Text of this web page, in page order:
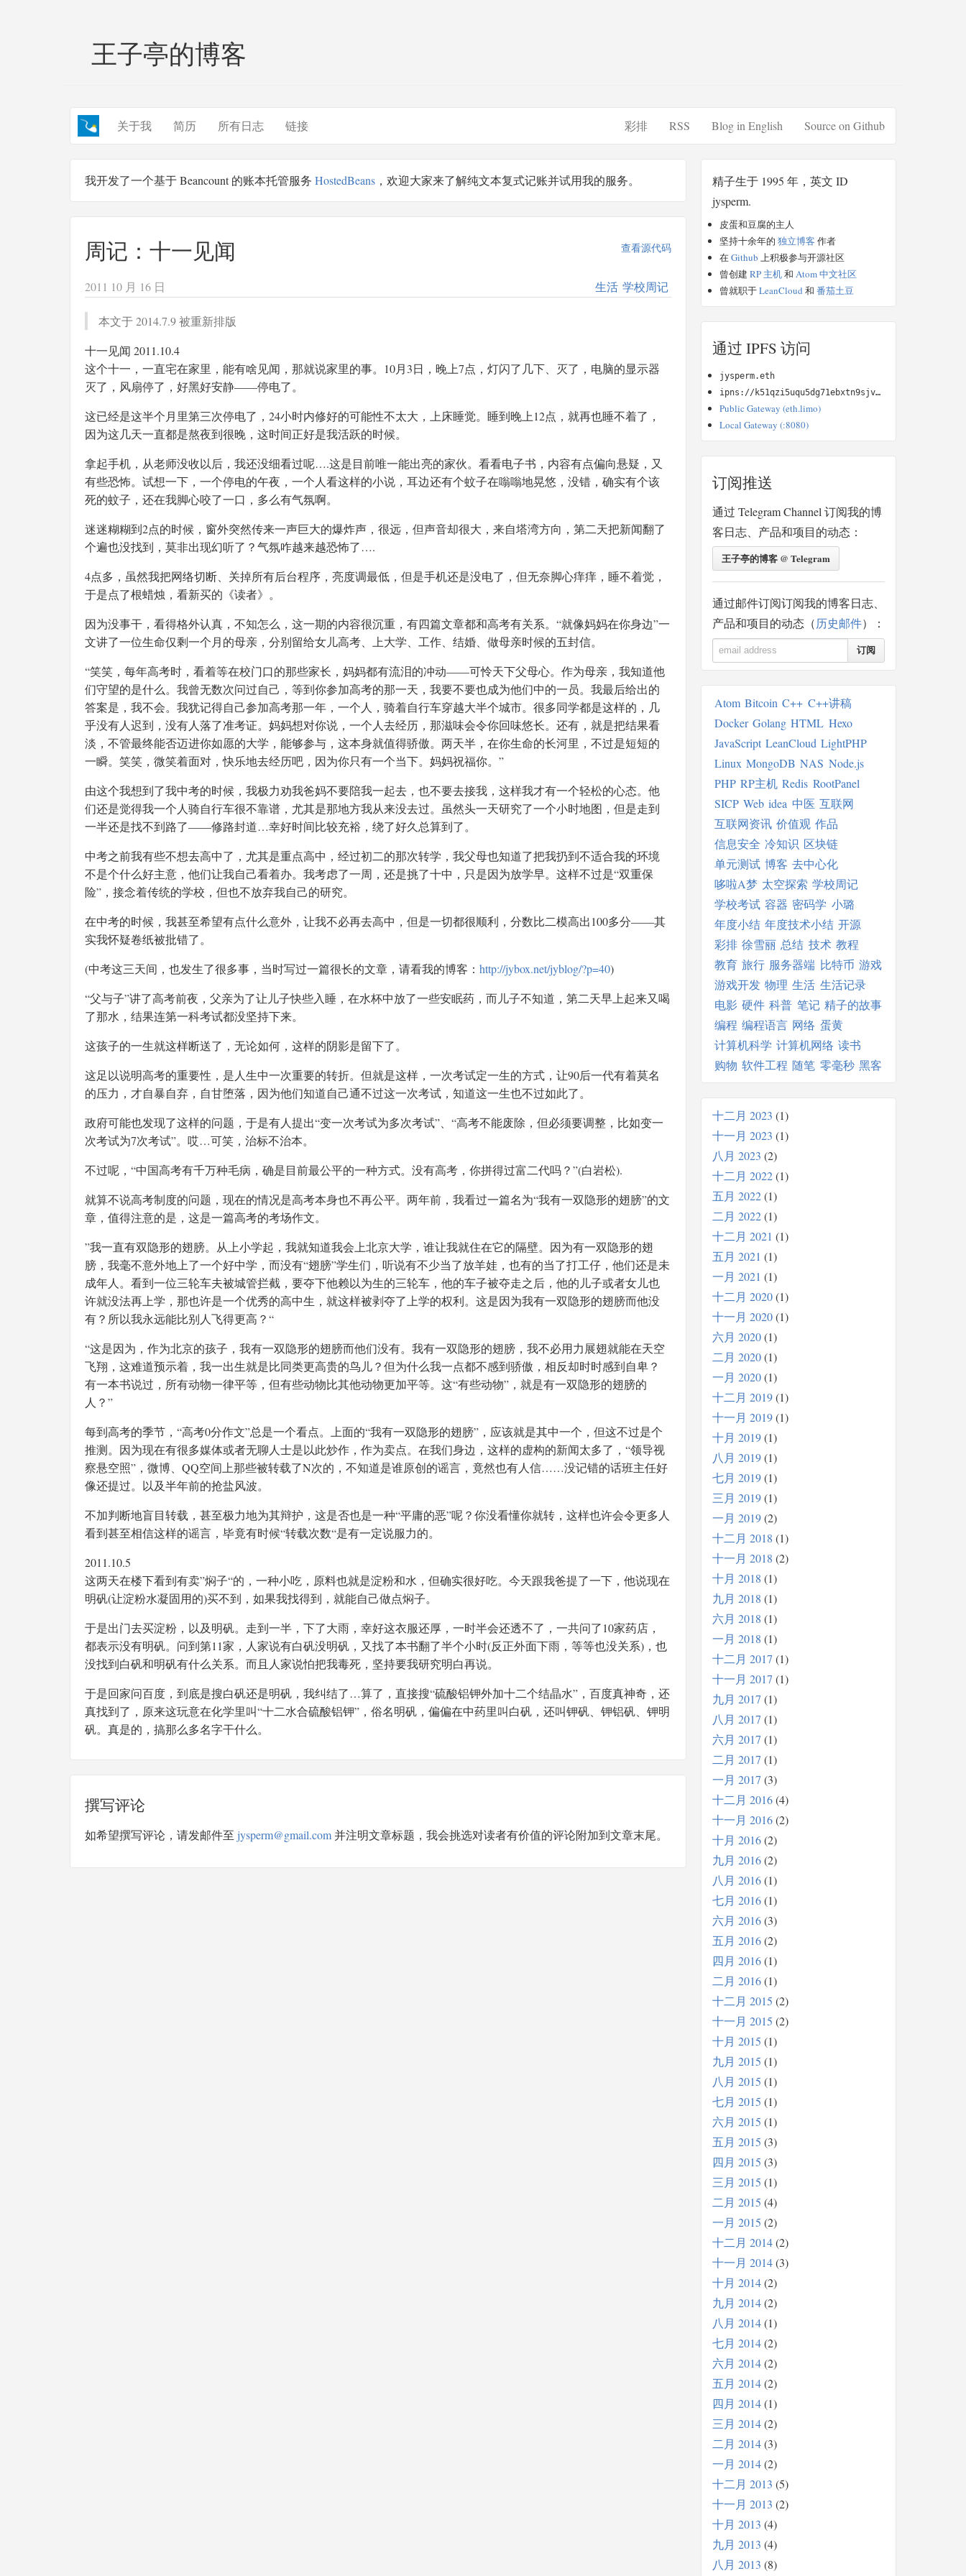
王子亭的博客
关于我 简历 所有日志 链接 彩排 RSS Blog in English Source on Github
我开发了一个基于 Beancount 的账本托管服务 HostedBeans ，欢迎大家来了解纯文本复式记账并试用我的服务。
查看源代码
周记：十一见闻
2011 10 月 16 日 生活 学校周记
本文于 2014.7.9 被重新排版
十一见闻 2011.10.4
这个十一，一直宅在家里，能有啥见闻，那就说家里的事。10月3日，晚上7点，灯闪了几下、灭了，电脑的显示器
灭了，风扇停了，好黑好安静——停电了。
这已经是这半个月里第三次停电了，24小时内修好的可能性不太大，上床睡觉。睡到晚上12点，就再也睡不着了，
因为这几天一直都是熬夜到很晚，这时间正好是我活跃的时候。
拿起手机，从老师没收以后，我还没细看过呢….这是目前唯一能出亮的家伙。看看电子书，内容有点偏向悬疑，又
有些恐怖。试想一下，一个停电的午夜，一个人看这样的小说，耳边还有个蚊子在嗡嗡地晃悠，没错，确实有个该
死的蚊子，还在我脚心咬了一口，多么有气氛啊。
迷迷糊糊到2点的时候，窗外突然传来一声巨大的爆炸声，很远，但声音却很大，来自塔湾方向，第二天把新闻翻了
个遍也没找到，莫非出现幻听了？气氛咋越来越恐怖了….
4点多，虽然我把网络切断、关掉所有后台程序，亮度调最低，但是手机还是没电了，但无奈脚心痒痒，睡不着觉，
于是点了根蜡烛，看新买的《读者》。
因为没事干，看得格外认真，不知怎么，这一期的内容很沉重，有四篇文章都和高考有关系。“就像妈妈在你身边”一
文讲了一位生命仅剩一个月的母亲，分别留给女儿高考、上大学、工作、结婚、做母亲时候的五封信。
“笑笑，每年高考时，看着等在校门口的那些家长，妈妈都有流泪的冲动——可怜天下父母心。作为母亲，我知道他
们守望的是什么。我曾无数次问过自己，等到你参加高考的那一天，我要不要也成为他们中的一员。我最后给出的
答案是，我不会。我犹记得自己参加高考那一年，一个人，骑着自行车穿越大半个城市。很多同学都是这样的，几
乎没有人迟到，没有人落了准考证。妈妈想对你说，一个人去经历，那滋味会令你回味悠长。还有，就是把结果看
淡，不管最终能否迈进你如愿的大学，能够参与，这本身就值得骄傲。两天半，在你生命的长河里，不过是短短的
一瞬。笑笑，微笑着面对，快乐地去经历吧，因为你只有一个当下。妈妈祝福你。”
由这个我想到了我中考的时候，我极力劝我爸妈不要陪我一起去，也不要去接我，这样我才有一个轻松的心态。他
们还是觉得我一个人骑自行车很不靠谱，尤其是那地方我从来没去过。虽然头一天研究了一个小时地图，但是走到
一半还是找不到路了——修路封道…幸好时间比较充裕，绕了好久总算到了。
中考之前我有些不想去高中了，尤其是重点高中，经过初二的那次转学，我父母也知道了把我扔到不适合我的环境
不是个什么好主意，他们让我自己看着办。我考虑了一周，还是挑了十中，只是因为放学早。这样不过是“双重保
险”，接念着传统的学校，但也不放弃我自己的研究。
在中考的时候，我甚至希望有点什么意外，让我不必再去高中，但是一切都很顺利，分数比二模高出100多分——其
实我怀疑卷纸被批错了。
(中考这三天间，也发生了很多事，当时写过一篇很长的文章，请看我的博客： http://jybox.net/jyblog/?p=40)
“父与子”讲了高考前夜，父亲为了让儿子快些入睡，在水杯中放了一些安眠药，而儿子不知道，第二天早上起来又喝
了那水，结果连第一科考试都没坚持下来。
这孩子的一生就这样断送了，无论如何，这样的阴影是留下了。
这足以说明高考的重要性，是人生中一次重要的转折。但就是这样，一次考试定一生的方式，让90后一代有着莫名
的压力，才自暴自弃，自甘堕落，因为他们知道自己通不过这一次考试，知道这一生也不过如此了。
政府可能也发现了这样的问题，于是有人提出“变一次考试为多次考试”、“高考不能废除，但必须要调整，比如变一
次考试为7次考试”。哎…可笑，治标不治本。
不过呢，“中国高考有千万种毛病，确是目前最公平的一种方式。没有高考，你拼得过富二代吗？”(白岩松).
就算不说高考制度的问题，现在的情况是高考本身也不再公平。两年前，我看过一篇名为“我有一双隐形的翅膀”的文
章，值得注意的是，这是一篇高考的考场作文。
”我一直有双隐形的翅膀。从上小学起，我就知道我会上北京大学，谁让我就住在它的隔壁。因为有一双隐形的翅
膀，我毫不意外地上了一个好中学，而没有“翅膀”学生们，听说有不少当了放羊娃，也有的当了打工仔，他们还是未
成年人。看到一位三轮车夫被城管拦截，要夺下他赖以为生的三轮车，他的车子被夺走之后，他的儿子或者女儿也
许就没法再上学，那也许是一个优秀的高中生，就这样被剥夺了上学的权利。这是因为我有一双隐形的翅膀而他没
有？所以我永远能比别人飞得更高？“
“这是因为，作为北京的孩子，我有一双隐形的翅膀而他们没有。我有一双隐形的翅膀，我不必用力展翅就能在天空
飞翔，这难道预示着，我一出生就是比同类更高贵的鸟儿？但为什么我一点都不感到骄傲，相反却时时感到自卑？
有一本书说过，所有动物一律平等，但有些动物比其他动物更加平等。这“有些动物”，就是有一双隐形的翅膀的
人？”
每到高考的季节，“高考0分作文”总是一个看点。上面的“我有一双隐形的翅膀”，应该就是其中一个，但这不过是个
推测。因为现在有很多媒体或者无聊人士是以此炒作，作为卖点。在我们身边，这样的虚构的新闻太多了，“领导视
察悬空照”，微博、QQ空间上那些被转载了N次的，不知道是谁原创的谣言，竟然也有人信……没记错的话班主任好
像还提过。以及半年前的抢盐风波。
不加判断地盲目转载，甚至极力地为其辩护，这是否也是一种“平庸的恶”呢？你没看懂你就转，这样也许会令更多人
看到甚至相信这样的谣言，毕竟有时候“转载次数“是有一定说服力的。
2011.10.5
这两天在楼下看到有卖”焖子“的，一种小吃，原料也就是淀粉和水，但确实很好吃。今天跟我爸提了一下，他说现在
明矾(让淀粉水凝固用的)买不到，如果我找得到，就能自己做点焖子。
于是出门去买淀粉，以及明矾。走到一半，下了大雨，幸好这衣服还厚，一时半会还透不了，一共问了10家药店，
都表示没有明矾。问到第11家，人家说有白矾没明矾，又找了本书翻了半个小时(反正外面下雨，等等也没关系)，也
没找到白矾和明矾有什么关系。而且人家说怕把我毒死，坚持要我研究明白再说。
于是回家问百度，到底是搜白矾还是明矾，我纠结了…算了，直接搜“硫酸铝钾外加十二个结晶水”，百度真神奇，还
真找到了，原来这玩意在化学里叫“十二水合硫酸铝钾”，俗名明矾，偏偏在中药里叫白矾，还叫钾矾、钾铝矾、钾明
矾。真是的，搞那么多名字干什么。
撰写评论
如希望撰写评论，请发邮件至 jysperm@gmail.com并注明文章标题，我会挑选对读者有价值的评论附加到文章末尾。
精子生于 1995 年，英文 ID
jysperm.
皮蛋和豆腐的主人
坚持十余年的 独立博客 作者
在Github 上积极参与开源社区
曾创建 RP 主机和 Atom 中文社区
曾就职于LeanCloud 和 番茄土豆
通过 IPFS 访问
jysperm.eth
ipns://k51qzi5uqu5dg71ebxtn9sjvdjzotniudwebll5ysyr8qb2kz4oimyydvu9n5u
Public Gateway (eth.limo)
Local Gateway (:8080)
订阅推送
通过 Telegram Channel 订阅我的博
客日志、产品和项目的动态：
王子亭的博客 @ Telegram
通过邮件订阅订阅我的博客日志、
产品和项目的动态（历史邮件）：
订阅
Atom Bitcoin C++ C++讲稿
Docker Golang HTML Hexo
JavaScript LeanCloud LightPHP
Linux MongoDB NAS Node.js
PHP RP主机 Redis RootPanel
SICP Web idea 中医 互联网
互联网资讯 价值观 作品
信息安全 冷知识 区块链
单元测试 博客 去中心化
哆啦A梦 太空探索 学校周记
学校考试 容器 密码学 小璐
年度小结 年度技术小结 开源
彩排 徐雪丽 总结 技术 教程
教育 旅行 服务器端 比特币 游戏
游戏开发 物理 生活 生活记录
电影 硬件 科普 笔记 精子的故事
编程 编程语言 网络 蛋黄
计算机科学 计算机网络 读书
购物 软件工程 随笔 零毫秒 黑客
十二月 2023 1
十一月 2023 1
八月 2023 2
十二月 2022 1
五月 2022 1
二月 2022 1
十二月 2021 1
五月 2021 1
一月 2021 1
十二月 2020 1
十一月 2020 1
六月 2020 1
二月 2020 1
一月 2020 1
十二月 2019 1
十一月 2019 1
十月 2019 1
八月 2019 1
七月 2019 1
三月 2019 1
一月 2019 2
十二月 2018 1
十一月 2018 2
十月 2018 1
九月 2018 1
六月 2018 1
一月 2018 1
十二月 2017 1
十一月 2017 1
九月 2017 1
八月 2017 1
六月 2017 1
二月 2017 1
一月 2017 3
十二月 2016 4
十一月 2016 2
十月 2016 2
九月 2016 2
八月 2016 1
七月 2016 1
六月 2016 3
五月 2016 2
四月 2016 1
二月 2016 1
十二月 2015 2
十一月 2015 2
十月 2015 1
九月 2015 1
八月 2015 1
七月 2015 1
六月 2015 1
五月 2015 3
四月 2015 3
三月 2015 1
二月 2015 4
一月 2015 2
十二月 2014 2
十一月 2014 3
十月 2014 2
九月 2014 2
八月 2014 1
七月 2014 2
六月 2014 2
五月 2014 2
四月 2014 1
三月 2014 2
二月 2014 3
一月 2014 2
十二月 2013 5
十一月 2013 2
十月 2013 4
九月 2013 4
八月 2013 8